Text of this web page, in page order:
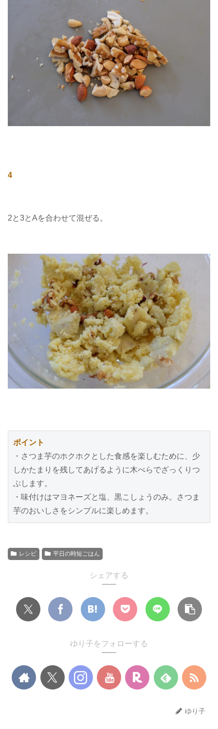
4
2と3とAを合わせて混ぜる。
ポイント
・さつま芋のホクホクとした食感を楽しむために、少
しかたまりを残してあげるように木べらでざっくりつ
ぶします。
・味付けはマヨネーズと塩、黒こしょうのみ。さつま
レシピ 平日の時短ごはん
シェアする
ゆり子をフォローする
ゆり子